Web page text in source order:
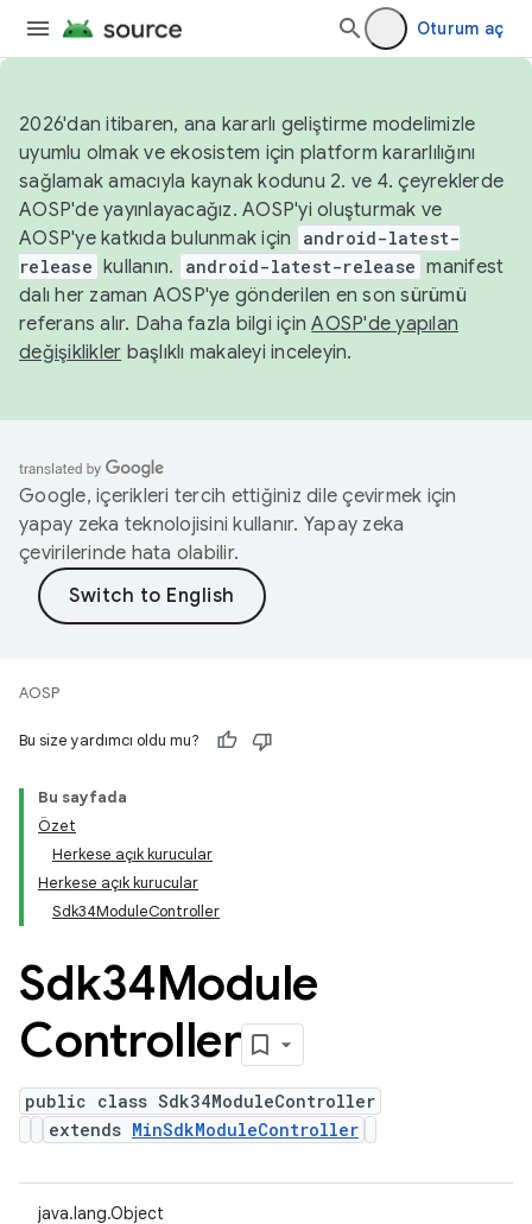
Oturum aç
2026'dan itibaren, ana kararlı geliştirme modelimizle
uyumlu olmak ve ekosistem için platform kararlılığını
sağlamak amacıyla kaynak kodunu 2. ve 4. çeyreklerde
AOSP'de yayınlayacağız. AOSP'yi oluşturmak ve
AOSP'ye katkıda bulunmak için
android-latest-
release kullanın. android-latest-release manifest
dalı her zaman AOSP'ye gönderilen en son sürümü
referans alır. Daha fazla bilgi içinAOSP'de yapılan
değişiklikler başlıklı makaleyi inceleyin.
Google, içerikleri tercih ettiğiniz dile çevirmek için
yapay zeka teknolojisini kullanır. Yapay zeka
çevirilerinde hata olabilir.
AOSP
Bu size yardımcı oldu mu?
Bu sayfada
Özet
Herkese açık kurucular
Herkese açık kurucular
Sdk34ModuleController
Sdk34Module
Controller
public class Sdk34ModuleController
extends MinSdkModuleController
java.lang.Object